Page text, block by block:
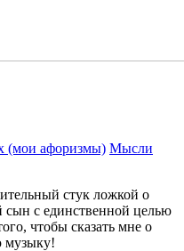
(мои афоризмы) Мысли
стук ложкой о
сын с единственной целью
чтобы сказать мне о